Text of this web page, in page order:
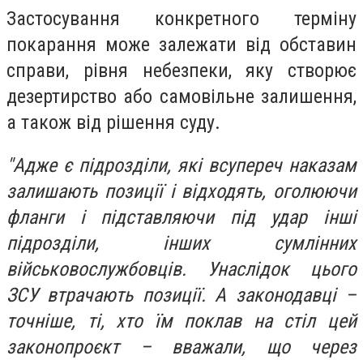
Застосування конкретного терміну
покарання може залежати від обставин
справи, рівня небезпеки, яку створює
дезертирство або самовільне залишення,
а також від рішення суду.
"Адже є підрозділи, які всупереч наказам
залишають позиції і відходять, оголюючи
фланги і підставляючи під удар інші
підрозділи, інших сумлінних
військовослужбовців. Унаслідок цього
ЗСУ втрачають позиції. А законодавці –
точніше, ті, хто їм поклав на стіл цей
законопроєкт – вважали, що через